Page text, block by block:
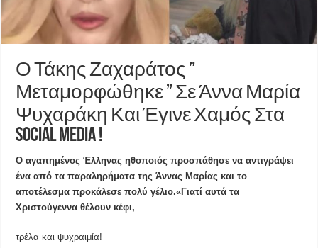
Ο Τάκης Ζαχαράτος ”
Μεταμορφώθηκε ” Σε Άννα Μαρία
Ψυχαράκη Και Έγινε Χαμός Στα
Social Media !
Ο αγαπημένος Έλληνας ηθοποιός προσπάθησε να αντιγράψει
ένα από τα παραληρήματα της Άννας Μαρίας και το
αποτέλεσμα προκάλεσε πολύ γέλιο.«Γιατί αυτά τα
Χριστούγεννα θέλουν κέφι,
τρέλα και ψυχραιμία!